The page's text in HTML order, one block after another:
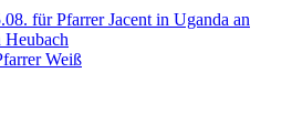
für Pfarrer Jacent in Uganda an
Weiß